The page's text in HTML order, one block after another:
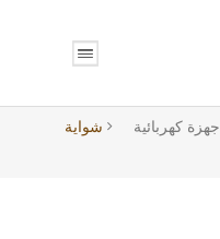
اجهزة كهربائية
شواية